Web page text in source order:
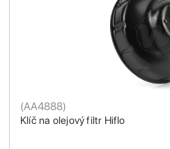
Klíč na olejový filtr Hiflo
(AA4888)